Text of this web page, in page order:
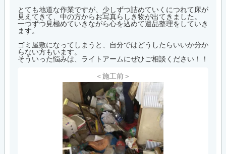
とても地道な作業ですが、少しずつ詰めていくにつれて床が
見えてきて、中の方からお写真らしき物が出てきました。
一つずつ見極めていきながら心を込めて遺品整理をしていき
ます。
ゴミ屋敷になってしまうと、自分ではどうしたらいいか分か
らない方もいます。
そういった悩みは、ライトアームにぜひご相談ください！！
＜施工前＞